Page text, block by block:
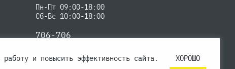
и повысить эффективность сайта. ХОРОШО
Пн-Пт 09:00-18:00
Сб-Вс 10:00-18:00
706-706